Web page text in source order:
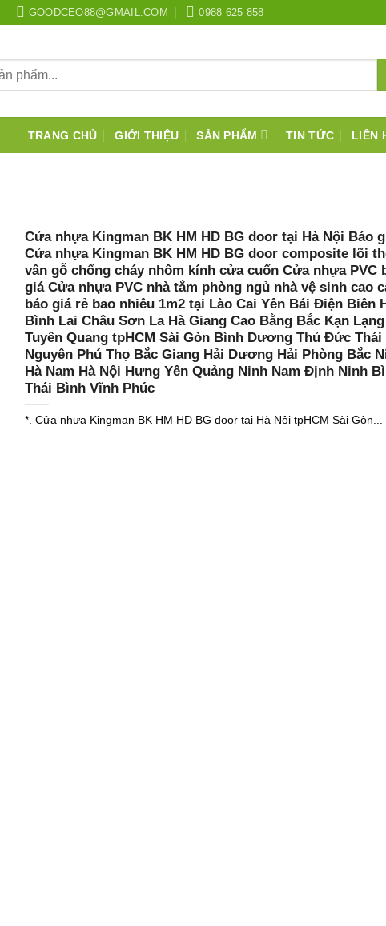
GOODCEO88@GMAIL.COM 0988 625 858
TRANG CHỦ GIỚI THIỆU SẢN PHẨM TIN TỨC LIÊN
Cửa nhựa Kingman BK HM HD BG door tại Hà Nội Báo
Cửa nhựa Kingman BK HM HD BG door composite lõi
vân gỗ chống cháy nhôm kính cửa cuốn Cửa nhựa PVC
giá Cửa nhựa PVC nhà tắm phòng ngủ nhà vệ sinh cao
báo giá rẻ bao nhiêu 1m2 tại Lào Cai Yên Bái Điện Biên
Bình Lai Châu Sơn La Hà Giang Cao Bằng Bắc Kạn
Tuyên Quang tpHCM Sài Gòn Bình Dương Thủ Đức Thái
Nguyên Phú Thọ Bắc Giang Hải Dương Hải Phòng Bắc
Hà Nam Hà Nội Hưng Yên Quảng Ninh Nam Định Ninh
Thái Bình Vĩnh Phúc
*. Cửa nhựa Kingman BK HM HD BG door tại Hà Nội tpHCM Sài Gòn...